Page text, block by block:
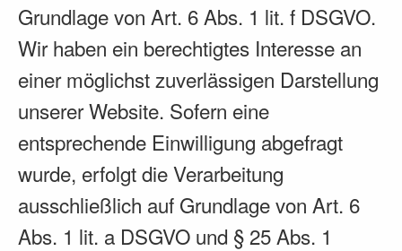
Grundlage von Art. 6 Abs. 1 lit. f DSGVO.
Wir haben ein berechtigtes Interesse an
einer möglichst zuverlässigen Darstellung
unserer Website. Sofern eine
entsprechende Einwilligung abgefragt
wurde, erfolgt die Verarbeitung
ausschließlich auf Grundlage von Art. 6
Abs. 1 lit. a DSGVO und § 25 Abs. 1